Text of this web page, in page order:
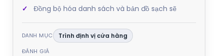
Đồng bộ hóa danh sách và bản đồ sạch sẽ
DANH MỤC Trình định vị cửa hàng
ĐÁNH GIÁ